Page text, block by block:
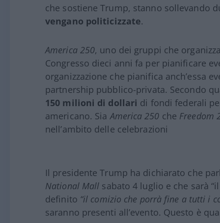
che sostiene Trump, stanno sollevando
vengano politicizzate.
America 250, uno dei gruppi che
Congresso dieci anni fa per pianificare
organizzazione che pianifica anch’essa
partnership pubblico-privata. Secondo
150 milioni di dollari di fondi federali
americano. Sia America 250 che Freedom
nell’ambito delle celebrazioni
Il presidente Trump ha dichiarato che
National Mall sabato 4 luglio e che sarà “il
definito “il comizio che porrà fine a tutti i
saranno presenti all’evento. Questo è